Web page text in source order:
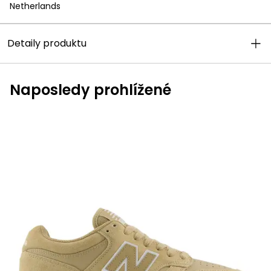
Netherlands
Detaily produktu
Naposledy prohlížené